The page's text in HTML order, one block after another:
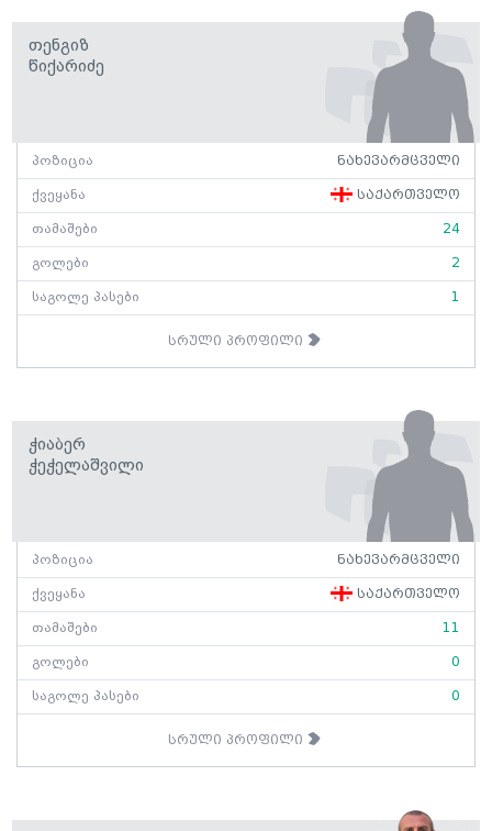
Თენგიზ
Წიქარიძე
პოზიცია ნახევარმცველი
ქვეყანა საქართველო
თამაშები 24
გოლები 2
საგოლე პასები 1
სრული პროფილი
Ჭიაბერ
Ჭეჭელაშვილი
პოზიცია ნახევარმცველი
ქვეყანა საქართველო
თამაშები 11
გოლები 0
საგოლე პასები 0
სრული პროფილი